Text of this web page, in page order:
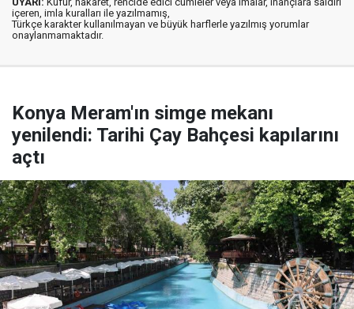
içeren, imla kuralları ile yazılmamış,
Türkçe karakter kullanılmayan ve büyük harflerle yazılmış yorumlar
onaylanmamaktadır.
Konya Meram'ın simge mekanı
yenilendi: Tarihi Çay Bahçesi kapılarını
açtı